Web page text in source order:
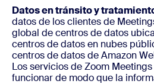
Datos en tránsito y
datos de los clientes de
global de centros de datos
centros de datos en nubes
centros de datos de Amazon
Los servicios de Zoom
funcionar de modo que la